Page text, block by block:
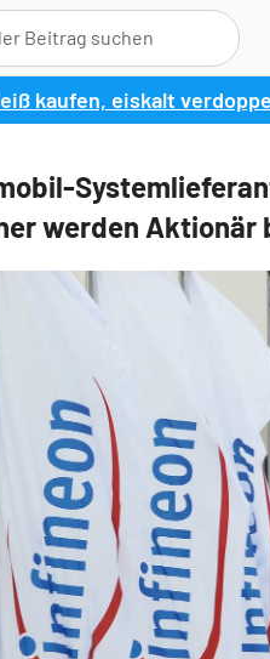
kaufen, eiskalt
werden Aktionär